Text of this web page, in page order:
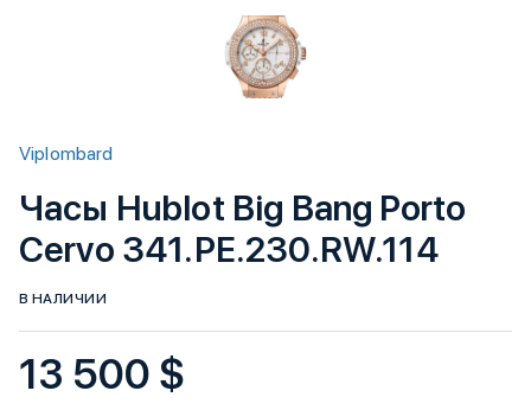
Viplombard
Часы Hublot Big Bang Porto
Cervo 341.PE.230.RW.114
В НАЛИЧИИ
13 500 $